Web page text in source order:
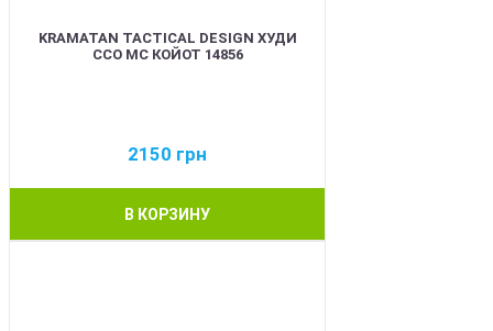
KRAMATAN TACTICAL DESIGN ХУДИ
ССО МС КОЙОТ 14856
2150 грн
В КОРЗИНУ